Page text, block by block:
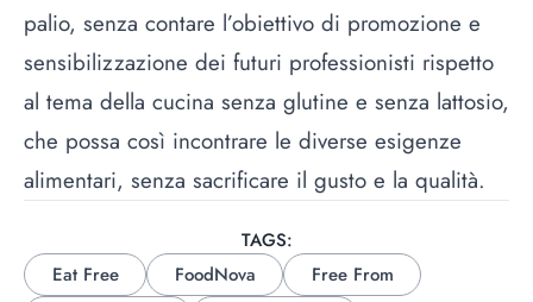
palio, senza contare l’obiettivo di promozione e
sensibilizzazione dei futuri professionisti rispetto
al tema della cucina senza glutine e senza lattosio,
che possa così incontrare le diverse esigenze
alimentari, senza sacrificare il gusto e la qualità.
TAGS:
Eat Free
FoodNova
Free From